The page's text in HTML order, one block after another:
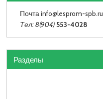
Почта info@lesprom-spb.ru
Тел: 8(904) 553-4028
Разделы